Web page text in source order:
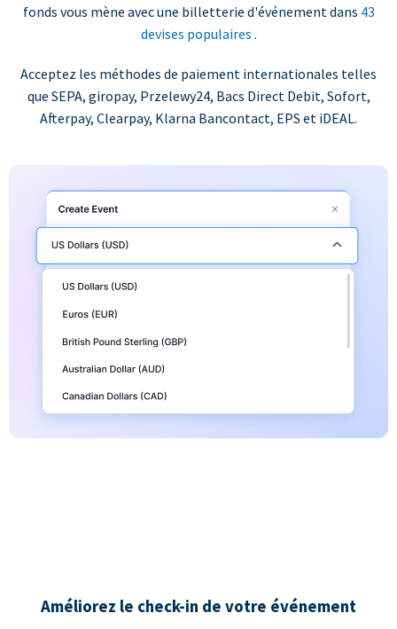
fonds vous mène avec une billetterie d'événement dans 43
devises populaires .
Acceptez les méthodes de paiement internationales telles
que SEPA, giropay, Przelewy24, Bacs Direct Debit, Sofort,
Afterpay, Clearpay, Klarna Bancontact, EPS et iDEAL.
Améliorez le check-in de votre événement